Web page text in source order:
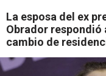
La esposa del ex
Obrador respondió
cambio de